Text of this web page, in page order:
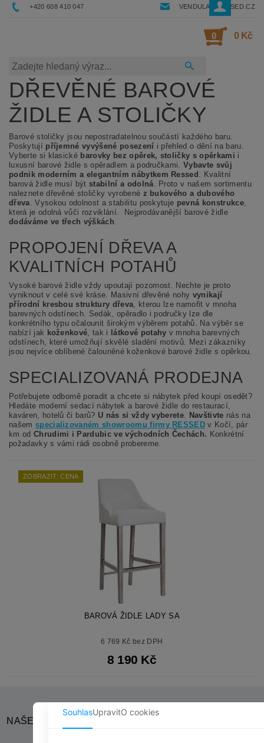
+420 608 410 047 VENDULA@RESSED.CZ
0 0 Kč
DŘEVĚNÉ BAROVÉ
ŽIDLE A STOLIČKY
Barové stoličky jsou nepostradatelnou součástí každého baru.
Poskytují příjemné vyvýšené posezení i přehled o dění na baru.
Vyberte si klasické barovky bez opěrek, stoličky s opěrkami i
luxusní barové židle s opěradlem a područkami.Vybavte svůj
podnik moderním a elegantním nábytkem Ressed . Kvalitní
barová židle musí býtstabilní a odolná. Proto v našem sortimentu
naleznete dřevěné stoličky vyrobené z bukového a dubového
dřeva. Vysokou odolnost a stabilitu poskytuje pevná konstrukce,
která je odolná vůči rozviklání. Nejprodávanější barové židle
dodáváme ve třech výškách.
PROPOJENÍ DŘEVA A
KVALITNÍCH POTAHŮ
Vysoké barové židle vždy upoutají pozornost. Nechte je proto
vyniknout v celé své kráse. Masivní dřevěné nohy vynikají
přírodní kresbou struktury dřeva, kterou lze namořit v mnoha
barevných odstínech. Sedák, opěradlo i područky lze dle
konkrétního typu očalounit širokým výběrem potahů. Na výběr se
nabízí jak koženkové, tak i látkové potahy v mnoha barevných
odstínech, které umožňují skvělé sladění motivů. Mezi zákazníky
jsou nejvíce oblíbené čalouněné koženkové barové židle s opěrkou.
SPECIALIZOVANÁ PRODEJNA
Potřebujete odborně poradit a chcete si nábytek před koupí osedět?
Hledáte moderní sedací nábytek a barové židle do restaurací,
kaváren, hotelů či barů? U nás si vždy vyberete. Navštivte nás na
našem specializovaném showroomu firmy RESSED v Kočí, pár
km od Chrudimi i Pardubic ve východních Čechách. Konkrétní
požadavky s vámi rádi osobně probereme.
ZOBRAZIT: CENA
BAROVÁ ŽIDLE LADY SA
6 769 Kč bez DPH
8 190 Kč
NAŠE SOCIÁLNÍ SÍTĚ